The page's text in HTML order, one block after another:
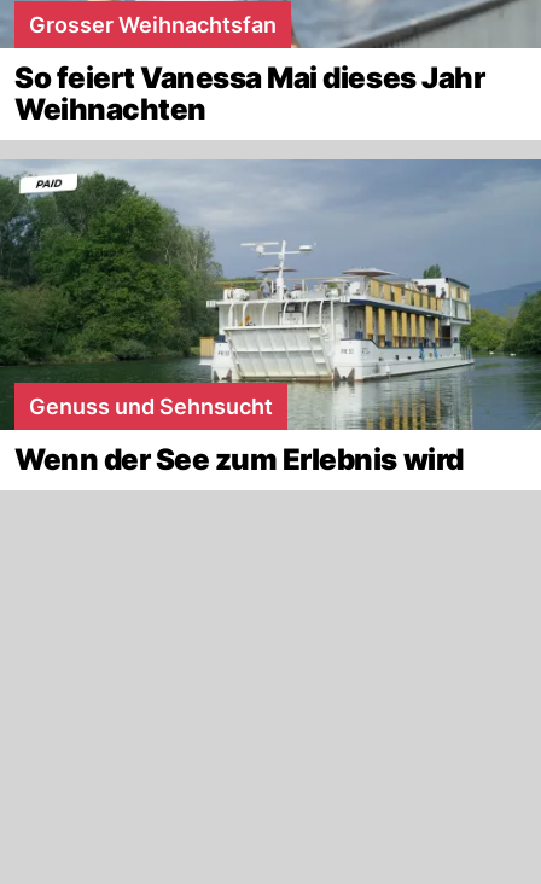
Grosser Weihnachtsfan
So feiert Vanessa Mai dieses Jahr
Weihnachten
Genuss und Sehnsucht
Wenn der See zum Erlebnis wird